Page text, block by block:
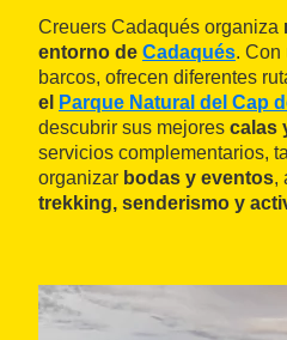
Creuers Cadaqués organiza
entorno de Cadaqués. Con
barcos, ofrecen diferentes
el
Parque Natural del Cap
descubrir sus mejores calas
servicios complementarios,
organizar bodas y eventos,
trekking, senderismo y